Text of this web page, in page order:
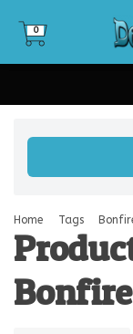
0
0
Home Tags
Bonfire